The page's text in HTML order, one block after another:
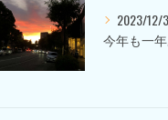
2023/12/